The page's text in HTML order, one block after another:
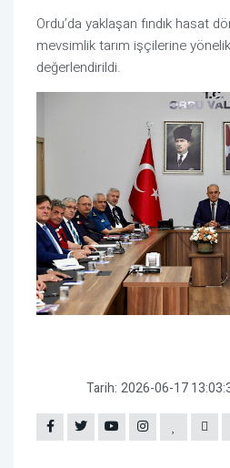
Ordu’da yaklaşan fındık hasat
mevsimlik tarım işçilerine
değerlendirildi.
Tarih: 2026-06-17